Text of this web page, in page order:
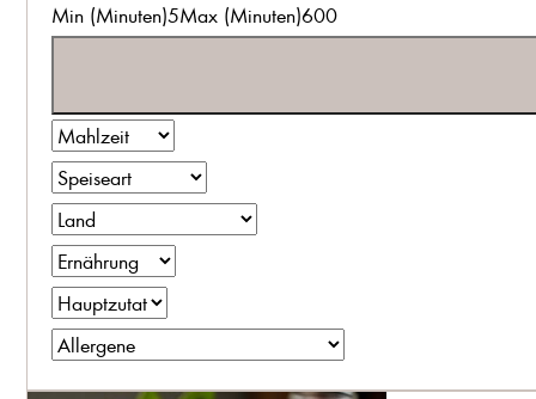
Min (Minuten)5Max (Minuten)600